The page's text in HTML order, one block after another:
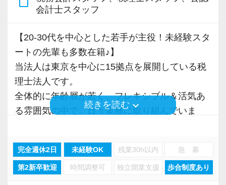
「休みの日に急なお願いがお客様からきてし
対応しますので安心です！
◉ freee福利厚生でスマホがあればカフェ・コン
ビニ全国10万点歩以上で特別価格！
ゼロベースでは、スタッフの方々が日常で受
けやすい福利厚生を導入しています！
【お任せする業務内容】
め、とても出社がしやすい職場です。
困りません笑。
◉ 月に1度のランチ会！
ゼロベースでは月1回、みんなでランチを食べ
る日を用意しています。当然ランチ代は事務所
負担！
い人たちも、月に1回は顔を合わせ雑談に花を咲
かせて、風通しのよい事務所を目指していま
す。
だからこそ、当法人では「お会いして話すこ
いています。
【目指すのは、100年続く日本一ホワイトな環
境】
税理士法人は株式会社のように上場して組織を
守っていくことはできません。
一人ひとりの誠実さや創意工夫が大切です。
私たちはスタッフが満足しながら活躍でき、お
会計士スタッフ
【20-30代を中心とした若手が主役！未経験スタ
ートの先輩も多数在籍♪】
当法人は東京を中心に15拠点を展開している税
理士法人です。
全体的に年齢層が若く、フレキシブル＆活気あ
る雰囲気の中で、日々業務に取り組んでいま
社員数270名を超える規模がありながら、中小企
業を中心にサポートしているのも当法人の特徴
続きを読むkeyboard_arrow_down
完全週休2日 未経験OK 残業30h以内 急 募
第2新卒歓迎 時間調整可 独立開業支援 歩合制度あり